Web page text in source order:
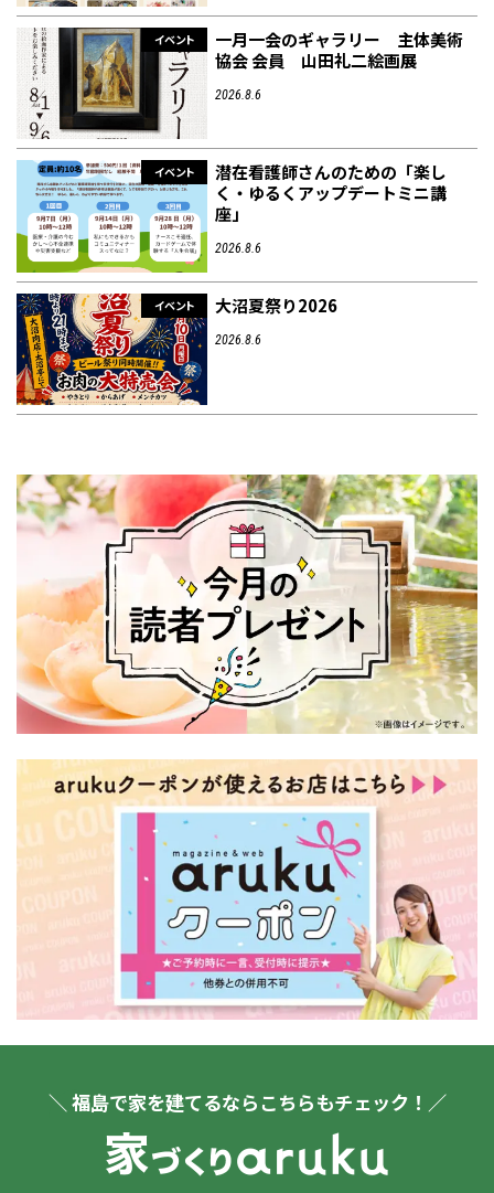
イベント
一月一会のギャラリー 主体美術
協会 会員 山田礼二絵画展
2026.8.6
イベント
潜在看護師さんのための「楽し
く・ゆるくアップデートミニ講
座」
2026.8.6
イベント 大沼夏祭り2026
2026.8.6
＼ 福島で家を建てるならこちらもチェック！／